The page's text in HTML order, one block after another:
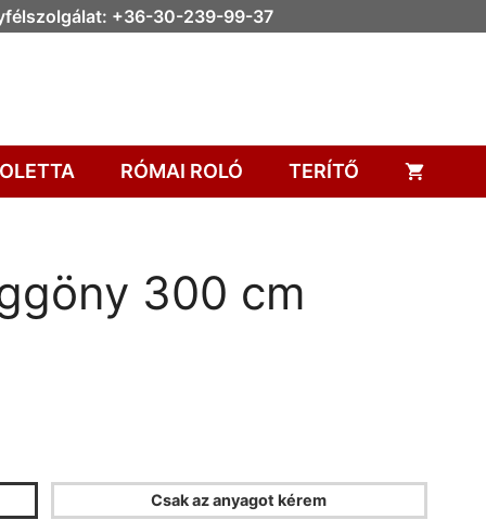
+36-30-239-99-37
RÓMAI ROLÓ TERÍTŐ
300 cm
Csak az anyagot kérem